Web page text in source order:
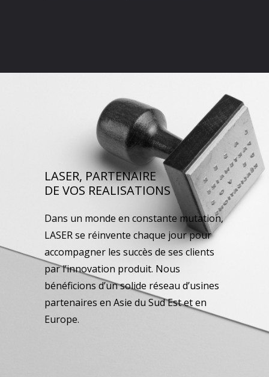
LASER, PARTENAIRE
DE VOS REALISATIONS
Dans un monde en constante mutation,
LASER se réinvente chaque jour pour
accompagner les succès de ses clients
par l’innovation produit. Nous
bénéficions d’un solide réseau d’usines
partenaires en Asie du Sud Est et en
Europe.